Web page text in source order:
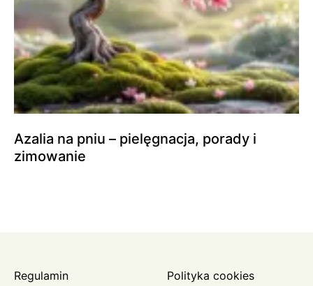
Azalia na pniu – pielęgnacja, porady i
zimowanie
Regulamin Polityka cookies